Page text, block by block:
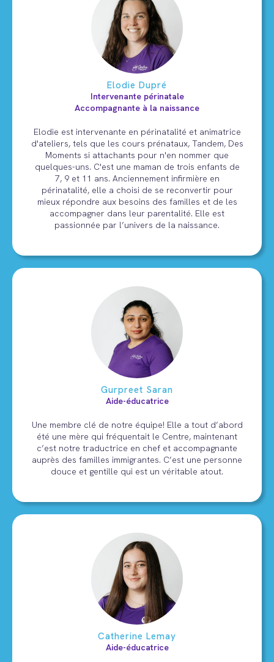
Elodie Dupré
Intervenante périnatale
Accompagnante à la naissance
Elodie est intervenante en périnatalité et animatrice
d'ateliers, tels que les cours prénataux, Tandem, Des
Moments si attachants pour n'en nommer que
quelques-uns. C'est une maman de trois enfants de
7, 9 et 11 ans. Anciennement infirmière en
périnatalité, elle a choisi de se reconvertir pour
mieux répondre aux besoins des familles et de les
accompagner dans leur parentalité. Elle est
passionnée par l’univers de la naissance.
Gurpreet Saran
Aide-éducatrice
Une membre clé de notre équipe! Elle a tout d’abord
été une mère qui fréquentait le Centre, maintenant
c’est notre traductrice en chef et accompagnante
auprès des familles immigrantes. C’est une personne
douce et gentille qui est un véritable atout.
Catherine Lemay
Aide-éducatrice